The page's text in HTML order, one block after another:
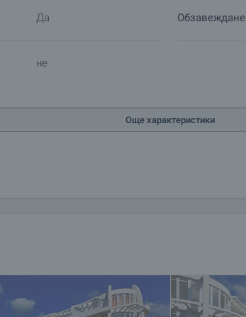
Да Обзавеждане
не
Още характеристики